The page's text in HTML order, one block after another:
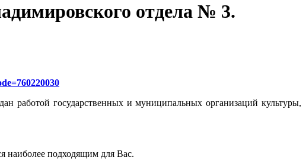
отдела № 3.
работой государственных и муниципальных организаций культуры,
наиболее подходящим для Вас.